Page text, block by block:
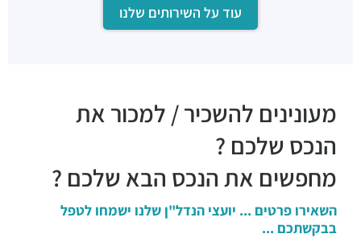
עוד על השירותים שלנו
מעונינים להשכיר / למכור את
הנכס שלכם ?
מחפשים את הנכס הבא שלכם ?
השאירו פרטים ... יועצי הנדל"ן שלנו ישמחו לטפל
בבקשתכם ...